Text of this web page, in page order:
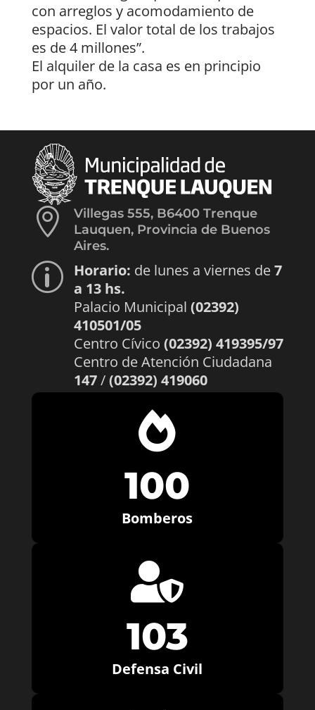
con arreglos y acomodamiento de
espacios. El valor total de los trabajos
es de 4 millones”.
El alquiler de la casa es en principio
por un año.

Villegas 555, B6400 Trenque
Lauquen, Provincia de Buenos
Aires.
p Horario: de lunes a viernes de7
a 13 hs.
Palacio Municipal (02392)
410501/05
Centro Cívico (02392) 419395/97
Centro de Atención Ciudadana
147/(02392) 419060

100
Bomberos

103
Defensa Civil